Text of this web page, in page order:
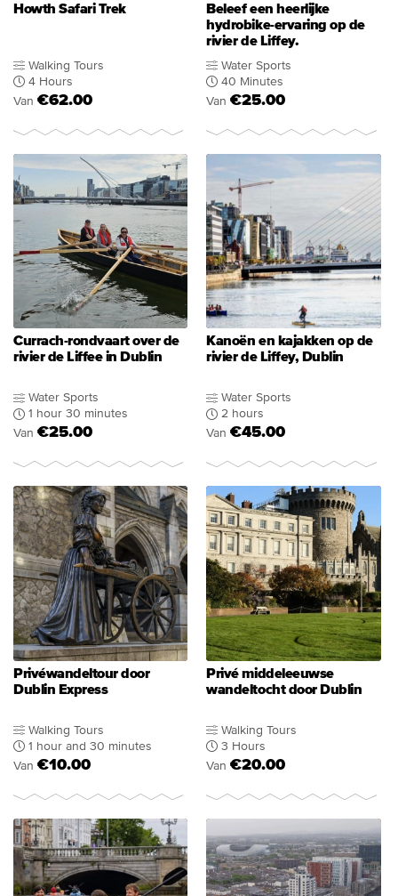
Howth Safari Trek
Walking Tours
4 Hours
Van €62.00
Beleef een heerlijke
hydrobike-ervaring op de
rivier de Liffey.
Water Sports
40 Minutes
Van €25.00
Currach-rondvaart over de
rivier de Liffee in Dublin
Water Sports
1 hour 30 minutes
Van €25.00
Kanoën en kajakken op de
rivier de Liffey, Dublin
Water Sports
2 hours
Van €45.00
Privéwandeltour door
Dublin Express
Walking Tours
1 hour and 30 minutes
Van €10.00
Privé middeleeuwse
wandeltocht door Dublin
Walking Tours
3 Hours
Van €20.00